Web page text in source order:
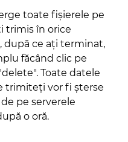
toate fișierele pe
trimis în orice
după ce ați terminat,
făcând clic pe
Toate datele
trimiteți vor fi șterse
pe serverele
o oră.